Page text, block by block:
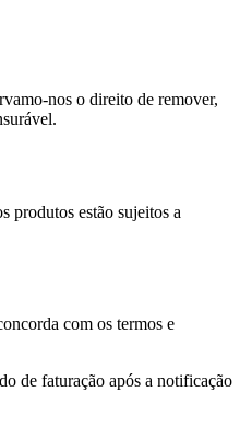
nos o direito de remover,
produtos estão sujeitos a
com os termos e
de faturação após a notificação